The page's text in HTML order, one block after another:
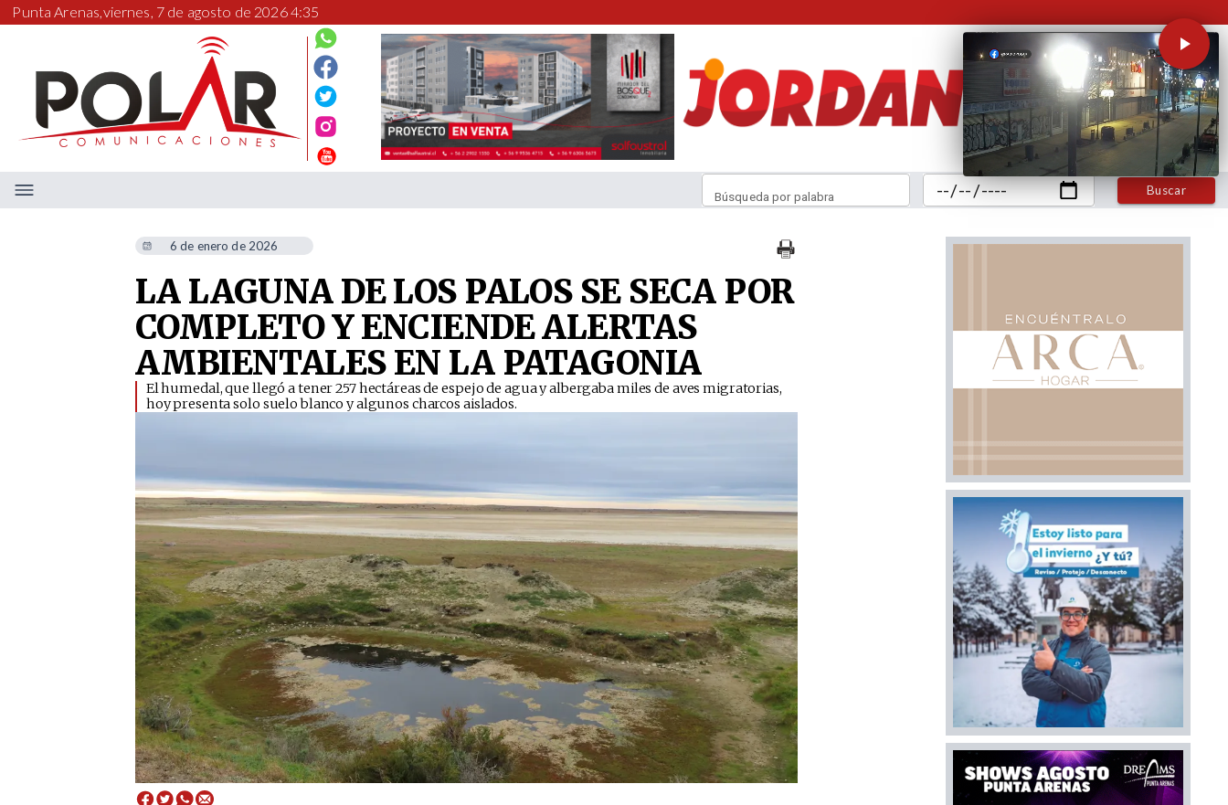
Punta Arenas,viernes, 7 de agosto de 2026 4:35
Buscar
Búsqueda por palabra
6 de enero de 2026
LA LAGUNA DE LOS PALOS SE SECA POR
COMPLETO Y ENCIENDE ALERTAS
AMBIENTALES EN LA PATAGONIA
​El humedal, que llegó a tener 257 hectáreas de espejo de agua y albergaba miles de aves migratorias,
hoy presenta solo suelo blanco y algunos charcos aislados.